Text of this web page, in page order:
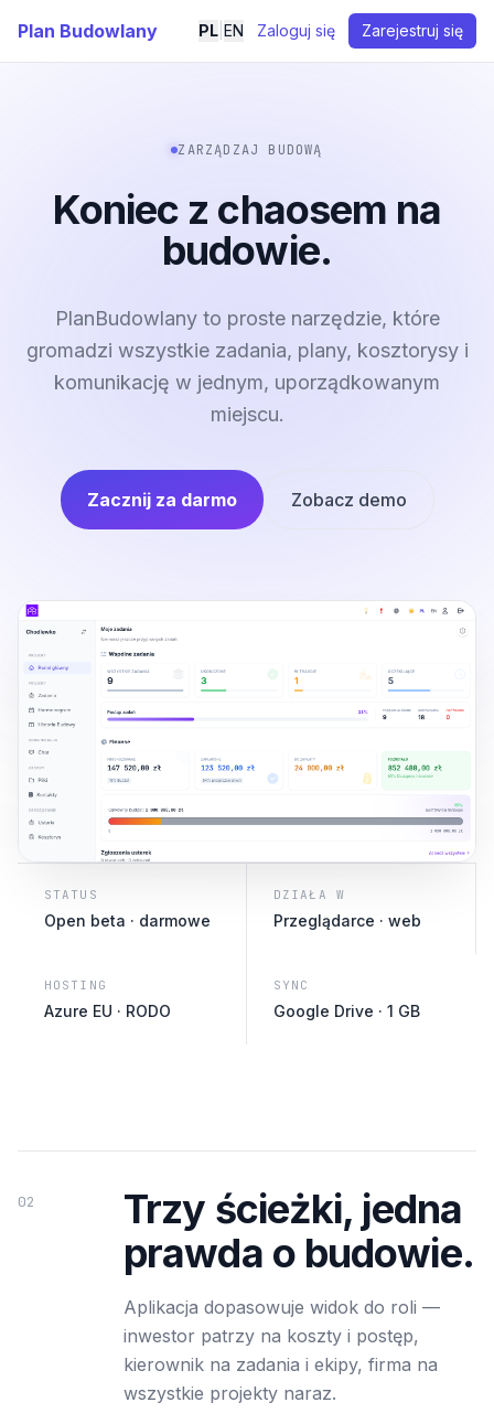
Plan Budowlany PL EN Zaloguj się Zarejestruj się
ZARZĄDZAJ BUDOWĄ
Koniec z chaosem na
budowie.
PlanBudowlany to proste narzędzie, które
gromadzi wszystkie zadania, plany, kosztorysy i
komunikację w jednym, uporządkowanym
miejscu.
Zacznij za darmo Zobacz demo
STATUS
Open beta · darmowe
DZIAŁA W
Przeglądarce · web
HOSTING
Azure EU · RODO
SYNC
Google Drive · 1 GB
02
Trzy ścieżki, jedna
prawda o budowie.
Aplikacja dopasowuje widok do roli —
inwestor patrzy na koszty i postęp,
kierownik na zadania i ekipy, firma na
wszystkie projekty naraz.